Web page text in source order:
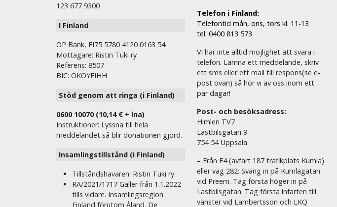
123 677 9300
I Finland
OP Bank, FI75 5780 4120 0163 54
Mottagare: Ristin Tuki ry
Referens: 8507
BIC: OKOYFIHH
Stöd genom att ringa (i Finland)
0600 10070 (10,14 € + lna)
Instruktioner: Lyssna till hela
meddelandet så blir donationen gjord.
Insamlingstillstånd (i Finland)
Tillståndshavaren: Ristin Tuki ry
RA/2021/1717 Gäller från 1.1.2022
tills vidare. Insamlingsregion
Finland förutom Åland. De
Telefon i Finland:
Telefontid mån, ons, tors kl. 11-13
tel. 0400 813 573
Vi har inte alltid möjlighet att svara i
telefon. Lämna ett meddelande, skriv
ett sms eller ett mail till respons(se e-
post ovan) så hör vi av oss inom ett
par dagar!
Post- och besöksadress:
Himlen TV7
Lastbilsgatan 9
754 54 Uppsala
– Från E4 (avfart 187 trafikplats Kumla)
eller väg 282: Sväng in på Kumlagatan
vid Preem. Tag första höger in på
Lastbilsgatan. Tag första infarten till
vänster vid Lambertsson och LKQ